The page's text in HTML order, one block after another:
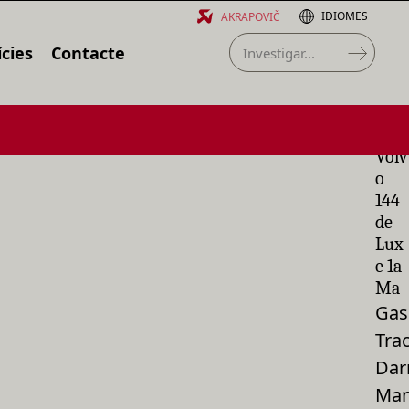
Contacte
IDIOMES
AKRAPOVIČ
Volv
o
144
de
Lux
e 1a
Ma